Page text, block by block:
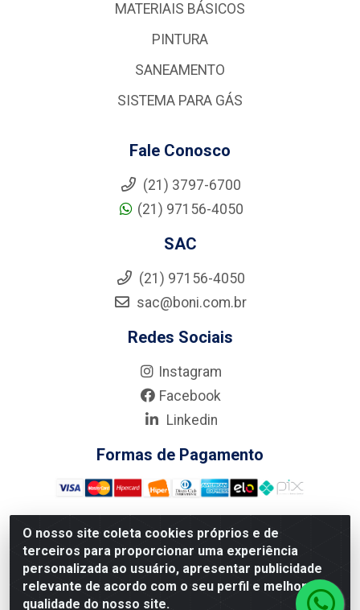
O nosso site coleta cookies próprios e de
terceiros para proporcionar uma experiência
personalizada ao usuário, apresentar publicidade
relevante de acordo com o seu perfil e melhorar a
qualidade do nosso site.
MATERIAIS BÁSICOS
PINTURA
SANEAMENTO
SISTEMA PARA GÁS
Fale Conosco
(21) 3797-6700
(21) 97156-4050
SAC
(21) 97156-4050
sac@boni.com.br
Redes Sociais
Instagram
Facebook
Linkedin
Formas de Pagamento
Nova Boni Distribuidora de Material de Construção LTDA - Rua
Alice Tibiriçá, 330 - Vila Da Penha, Rio de Janeiro/RJ - CEP:
21.210-110 - CNPJ: 11.003.135/0001-27